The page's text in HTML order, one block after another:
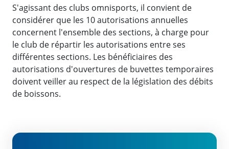
S'agissant des clubs omnisports, il convient de
considérer que les 10 autorisations annuelles
concernent l'ensemble des sections, à charge pour
le club de répartir les autorisations entre ses
différentes sections. Les bénéficiaires des
autorisations d'ouvertures de buvettes temporaires
doivent veiller au respect de la législation des débits
de boissons.